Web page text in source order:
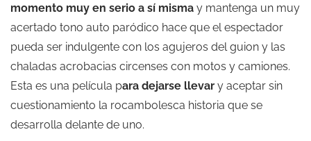
momento muy en serio a sí misma y mantenga un muy
acertado tono auto paródico hace que el espectador
pueda ser indulgente con los agujeros del guion y las
chaladas acrobacias circenses con motos y camiones.
Esta es una película para dejarse llevar y aceptar sin
cuestionamiento la rocambolesca historia que se
desarrolla delante de uno.